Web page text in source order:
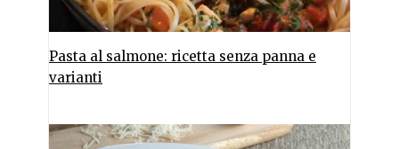
Pasta al salmone: ricetta senza panna e
varianti